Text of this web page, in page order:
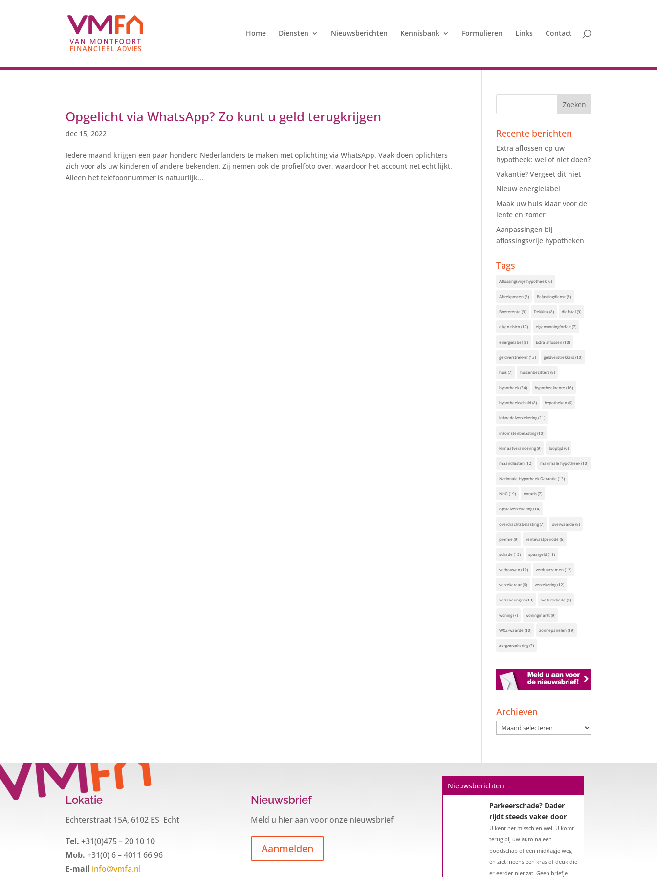
Home Diensten Nieuwsberichten Kennisbank Formulieren Links Contact
Opgelicht via WhatsApp? Zo kunt u geld terugkrijgen
dec 15, 2022
Iedere maand krijgen een paar honderd Nederlanders te maken met oplichting via WhatsApp. Vaak doen oplichters
zich voor als uw kinderen of andere bekenden. Zij nemen ook de profielfoto over, waardoor het account net echt lijkt.
Alleen het telefoonnummer is natuurlijk...
Recente berichten
Extra aflossen op uw
hypotheek: wel of niet doen?
Vakantie? Vergeet dit niet
Nieuw energielabel
Maak uw huis klaar voor de
lente en zomer
Aanpassingen bij
aflossingsvrije hypotheken
Tags
Aflossingsvrije hypotheek(6)
Aftrekposten(8) Belastingdienst(8)
Boeterente (9) Dekking(8) diefstal(9)
eigen risico(17) eigenwoningforfait(7)
energielabel(8) Extra aflossen(10)
geldverstrekker(13) geldverstrekkers(10)
huis(7) huizenbezitters(8)
hypotheek(34) hypotheekrente (16)
hypotheekschuld(8) hypotheken(6)
inboedelverzekering(21)
inkomstenbelasting(10)
klimaatverandering(9) looptijd(6)
maandlasten(12) maximale hypotheek(10)
Nationale Hypotheek Garantie (13)
NHG(19) notaris(7)
opstalverzekering(14)
overdrachtsbelasting(7) overwaarde (8)
premie (9) rentevastperiode (6)
schade (15) spaargeld(11)
verbouwen(10) verduurzamen(12)
verzekeraar(6) verzekering(12)
verzekeringen(13) waterschade (8)
woning(7) woningmarkt(9)
WOZ-waarde (10) zonnepanelen(19)
zorgverzekering(7)
Archieven
Archieven
Lokatie
Echterstraat 15A, 6102 ES Echt
Tel. +31(0)475 – 20 10 10
Mob. +31(0) 6 – 4011 66 96
E-mail info@vmfa.nl
Nieuwsbrief
Meld u hier aan voor onze nieuwsbrief
Aanmelden
Nieuwsberichten
Een hypotheek na uw
mogelijkheden
De woningmarkt is nog steeds in
beweging. Misschien denkt u na
hypotheek als u 57 jaar of ouder
bent?...
Parkeerschade? Dader
rijdt steeds vaker door
U kent het misschien wel. U komt
terug bij uw auto na een
boodschap of een middagje weg
en ziet ineens een kras of deuk die
er eerder niet zat. Geen briefje